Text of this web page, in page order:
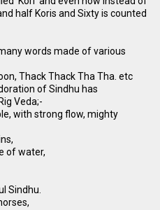
half Koris and Sixty is counted
words made of various
Thack Thack Tha Tha. etc
of Sindhu has
Veda;-
with strong flow, mighty
of water,
Sindhu.